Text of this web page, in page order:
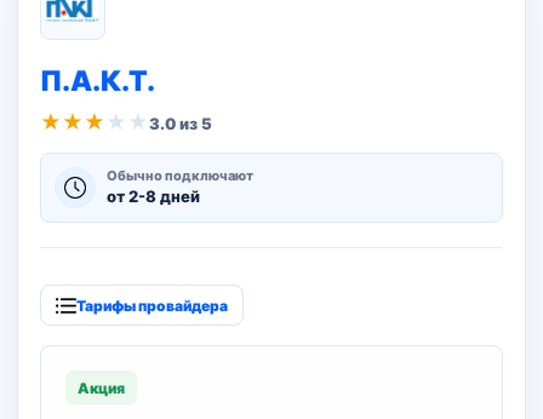
П.А.К.Т.
★ ★ ★ ★ ★3.0 из 5
Обычно подключают
от 2-8 дней
Тарифы провайдера
Акция